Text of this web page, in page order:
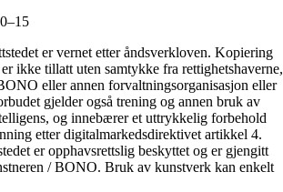
er vernet etter åndsverkloven. Kopiering
ikke tillatt uten samtykke fra rettighetshaverne,
eller annen forvaltningsorganisasjon eller
gjelder også trening og annen bruk av
og innebærer et uttrykkelig forbehold
etter digitalmarkedsdirektivet artikkel 4.
er opphavsrettslig beskyttet og er gjengitt
/ BONO. Bruk av kunstverk kan enkelt